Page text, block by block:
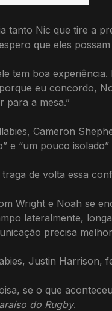
tanto Nic que tire a
que eles
tem boa
eu concordo,
para a mesa.”
Cameron
e “um pouco
de volta essa
Wright e Noah se
lateralmente,
precisa
Justin Harrison,
se o que
do Rugby.